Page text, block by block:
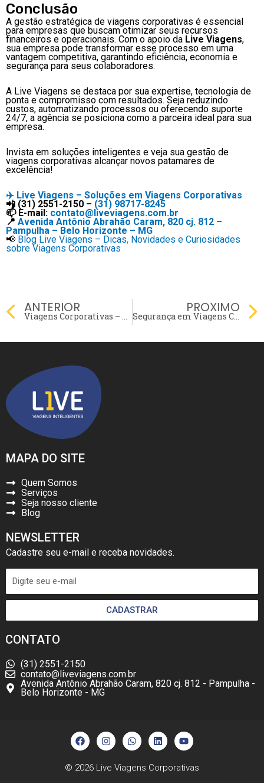
Conclusão
A gestão estratégica de viagens corporativas é essencial
para empresas que buscam otimizar seus recursos
financeiros e operacionais. Com o apoio da Live Viagens,
sua empresa pode transformar esse processo em uma
vantagem competitiva, garantindo eficiência, economia e
segurança para seus colaboradores.
A Live Viagens se destaca por sua expertise, tecnologia de
ponta e compromisso com resultados. Seja reduzindo
custos, automatizando processos ou oferecendo suporte
24/7, a agência se posiciona como a parceira ideal para sua
empresa.
Invista em soluções inteligentes e veja sua gestão de
viagens corporativas alcançar novos patamares de
excelência!
✈️ Live Viagens – Soluções em Viagens Corporativas
📲 (31) 2551-2150 – (31) 98717-8245
📫 E-mail: contato@liveviagens.com.br
📍 Avenida Antônio Abrahão Caram, 820 cj. 812 –
Pampulha – Belo Horizonte – MG
📢 Blog Live Viagens – Dicas, Novidades e Curiosidades
sobre Viagens Corporativas
Prev
ANTERIOR
Viagens Corporativas – Como reduzir Custos?
PROXIMO
Segurança em Viagens Corporativas: Proteja Sua Equipe com Estas Dicas
MAPA DO SITE
Quem Somos
Serviços
Seja nosso cliente
Blog
NEWSLETTER
Cadastre seu e-mail e receba novidades.
CADASTRAR
CONTATO
(31) 2551-2150
contato@liveviagens.com.br
Avenida Antônio Abrahão Caram, 820 cj. 812 - Pampulha -
Belo Horizonte - MG
F
a
c
b
I
n
s
a
W
h
a
s
L
i
n
e
Y
o
u
u
© 2026 Live Viagens Corporativas